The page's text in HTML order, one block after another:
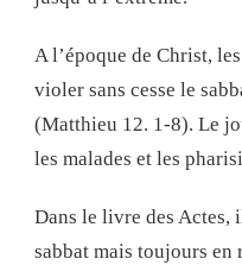
A l’époque de Christ,
violer sans cesse le
(Matthieu 12. 1-8). Le
les malades et les
Dans le livre des Actes,
sabbat mais toujours